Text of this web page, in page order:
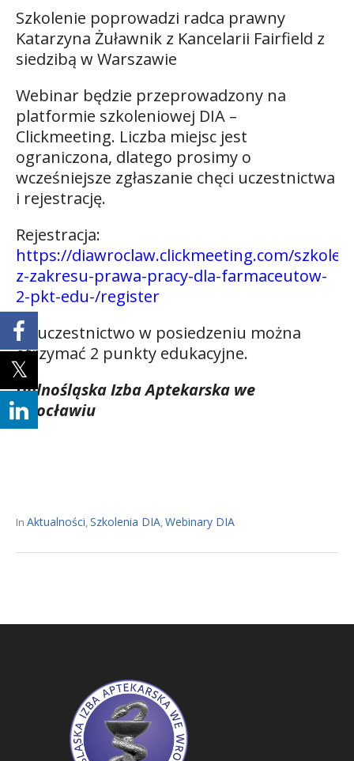
Szkolenie poprowadzi radca prawny
Katarzyna Żuławnik z Kancelarii Fairfield z
siedzibą w Warszawie
Webinar będzie przeprowadzony na
platformie szkoleniowej DIA –
Clickmeeting. Liczba miejsc jest
ograniczona, dlatego prosimy o
wcześniejsze zgłaszanie chęci uczestnictwa
i rejestrację.
Rejestracja:
https://diawroclaw.clickmeeting.com/
z-zakresu-prawa-pracy-dla-farmaceutow-
2-pkt-edu-/register
Za uczestnictwo w posiedzeniu można
otrzymać 2 punkty edukacyjne.
Dolnośląska Izba Aptekarska we
Wrocławiu
In Aktualności Szkolenia DIA Webinary DIA